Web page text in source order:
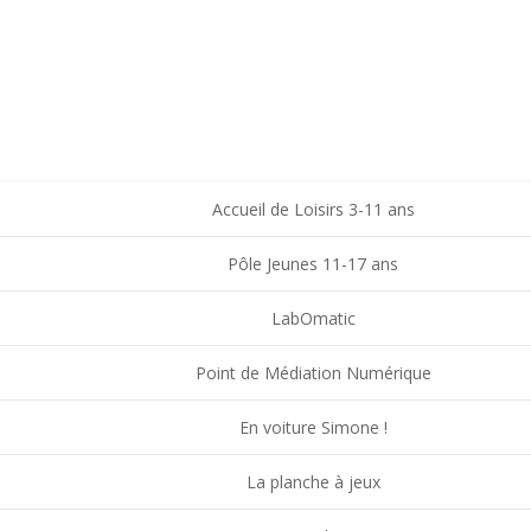
Accueil de Loisirs 3-11 ans
Pôle Jeunes 11-17 ans
LabOmatic
Point de Médiation Numérique
En voiture Simone !
La planche à jeux